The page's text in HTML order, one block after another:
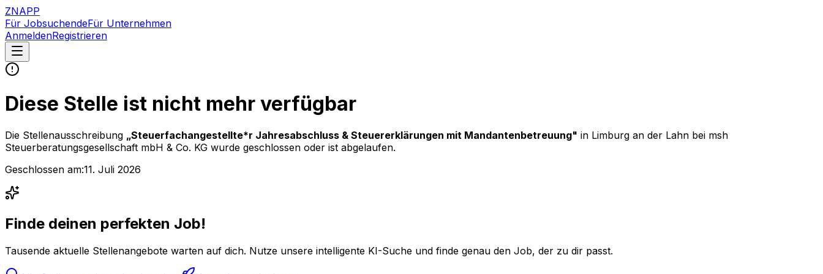
ZNAPP
Für JobsuchendeFür Unternehmen
AnmeldenRegistrieren
Diese Stelle ist nicht mehr verfügbar
Die Stellenausschreibung „Steuerfachangestellte*r Jahresabschluss & Steuererklärungen mit Mandantenbetreuung" in Limburg an der Lahn bei msh
Steuerberatungsgesellschaft mbH & Co. KG wurde geschlossen oder ist abgelaufen.
Geschlossen am:11. Juli 2026
Finde deinen perfekten Job!
Tausende aktuelle Stellenangebote warten auf dich. Nutze unsere intelligente KI-Suche und finde genau den Job, der zu dir passt.